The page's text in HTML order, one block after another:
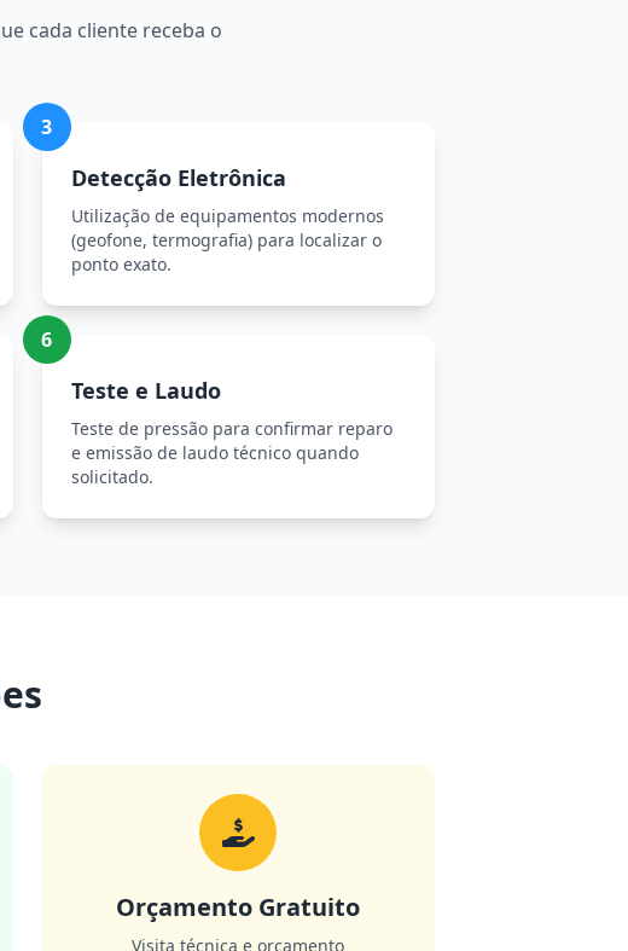
cada cliente receba o
3
Detecção Eletrônica
Utilização de equipamentos modernos
(geofone, termografia) para localizar o
ponto exato.
6
Teste e Laudo
Teste de pressão para confirmar reparo
e emissão de laudo técnico quando
solicitado.
Orçamento Gratuito
Visita técnica e orçamento